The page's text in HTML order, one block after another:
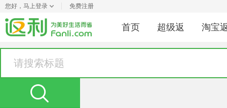
您好， 马上登录 免费注册
首页 超级返 淘宝